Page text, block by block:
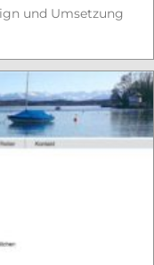
und Umsetzung